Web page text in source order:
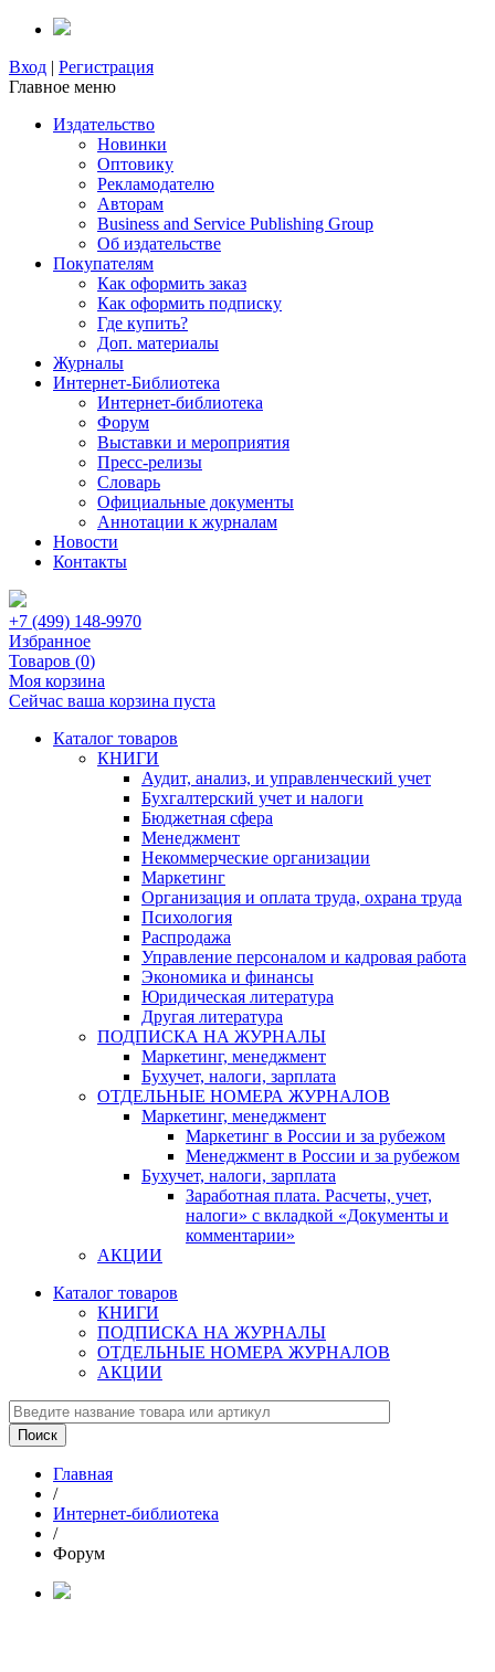
Вход | Регистрация
Главное меню
Издательство
Новинки
Оптовику
Рекламодателю
Авторам
Business and Service Publishing Group
Об издательстве
Покупателям
Как оформить заказ
Как оформить подписку
Где купить?
Доп. материалы
Журналы
Интернет-Библиотека
Интернет-библиотека
Форум
Выставки и мероприятия
Пресс-релизы
Словарь
Официальные документы
Аннотации к журналам
Новости
Контакты
+7 (499) 148-9970
Избранное
Товаров (0)
Моя корзина
Сейчас ваша корзина пуста
Каталог товаров
КНИГИ
Аудит, анализ, и управленческий учет
Бухгалтерский учет и налоги
Бюджетная сфера
Менеджмент
Некоммерческие организации
Маркетинг
Организация и оплата труда, охрана труда
Психология
Распродажа
Управление персоналом и кадровая работа
Экономика и финансы
Юридическая литература
Другая литература
ПОДПИСКА НА ЖУРНАЛЫ
Маркетинг, менеджмент
Бухучет, налоги, зарплата
ОТДЕЛЬНЫЕ НОМЕРА ЖУРНАЛОВ
Маркетинг, менеджмент
Маркетинг в России и за рубежом
Менеджмент в России и за рубежом
Бухучет, налоги, зарплата
Заработная плата. Расчеты, учет,
налоги» с вкладкой «Документы и
комментарии»
АКЦИИ
Каталог товаров
КНИГИ
ПОДПИСКА НА ЖУРНАЛЫ
ОТДЕЛЬНЫЕ НОМЕРА ЖУРНАЛОВ
АКЦИИ
Главная
/
Интернет-библиотека
/
Форум